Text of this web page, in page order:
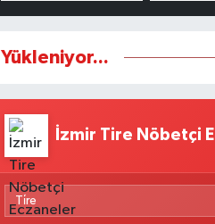
Yükleniyor...
İzmir Tire Nöbetçi